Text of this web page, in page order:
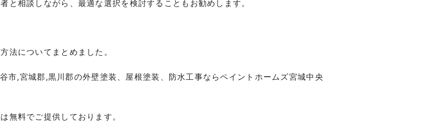
と相談しながら、最適な選択を検討することもお勧めします。
法についてまとめました。
市,宮城郡,黒川郡の外壁塗装、屋根塗装、防水工事ならペイントホームズ宮城中央
無料でご提供しております。